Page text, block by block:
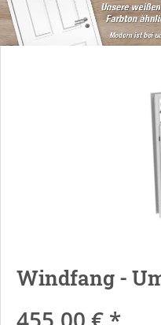
Windfang -